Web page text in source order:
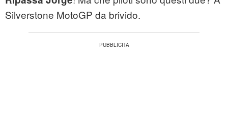
Silverstone MotoGP da brivido.